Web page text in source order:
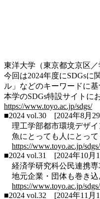
東洋大学（東京都文京区／
今回は2024年度にSDGs
ル」などのキーワードに
本学のSDGs特設サイトに
https://www.toyo.ac.jp/sdgs/
■2024 vol.30 [2024年8月
理工学部都市環境デザ
魚にとっても人にとって
https://www.toyo.ac.jp/
■2024 vol.31 [2024年10
経済学研究科公民連携
地元企業・団体も巻き込
https://www.toyo.ac.jp/
■2024 vol.32 [2024年11